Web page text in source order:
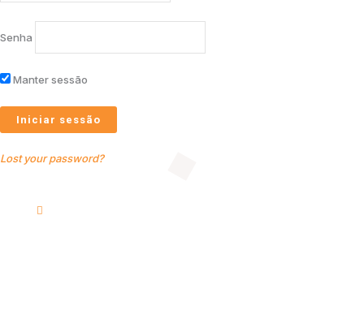
Senha
Manter sessão
Lost your password?